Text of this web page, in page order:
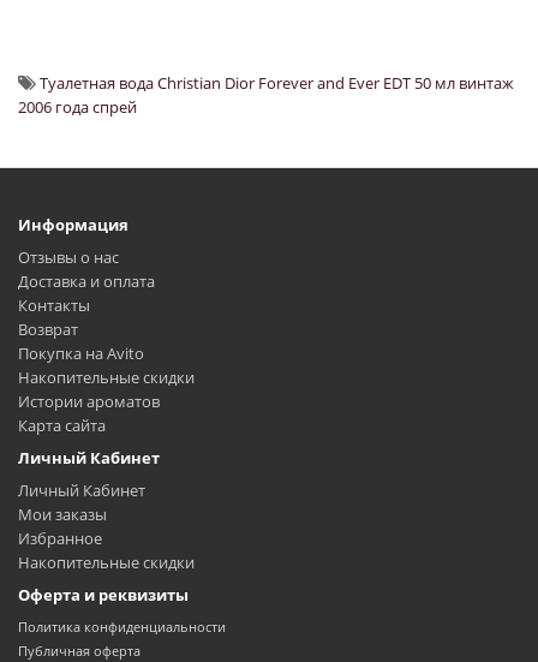
Туалетная вода Christian Dior Forever and Ever EDT 50 мл винтаж
2006 года спрей
Информация
Отзывы о нас
Доставка и оплата
Контакты
Возврат
Покупка на Avito
Накопительные скидки
Истории ароматов
Карта сайта
Личный Кабинет
Личный Кабинет
Мои заказы
Избранное
Накопительные скидки
Оферта и реквизиты
Политика конфиденциальности
Публичная оферта